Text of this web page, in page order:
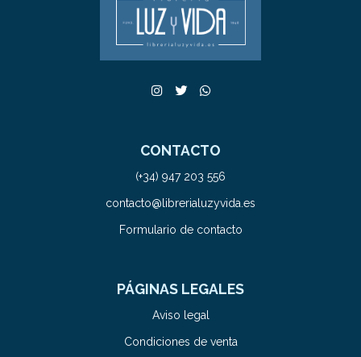
CONTACTO
(+34) 947 203 556
contacto@librerialuzyvida.es
Formulario de contacto
PÁGINAS LEGALES
Aviso legal
Condiciones de venta